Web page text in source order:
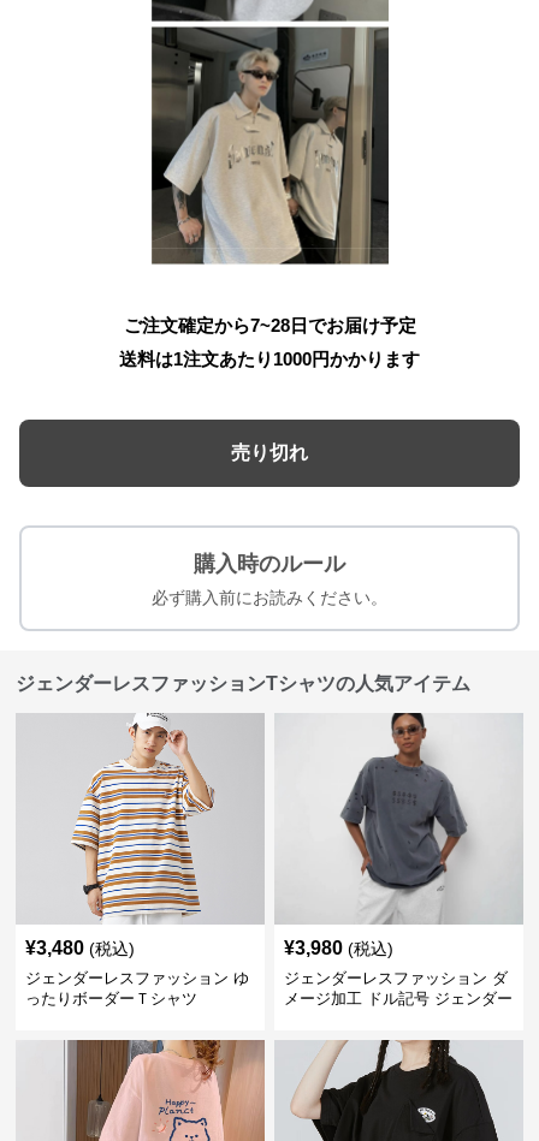
ご注文確定から7~28日でお届け予定
送料は1注文あたり 1000円かかります
売り切れ
購入時のルール
必ず購入前にお読みください。
ジェンダーレスファッションTシャツの人気アイテム
¥3,480 (税込)
ジェンダーレスファッション ゆ
ったりボーダーＴシャツ
¥3,980 (税込)
ジェンダーレスファッション ダ
メージ加工 ドル記号 ジェンダー